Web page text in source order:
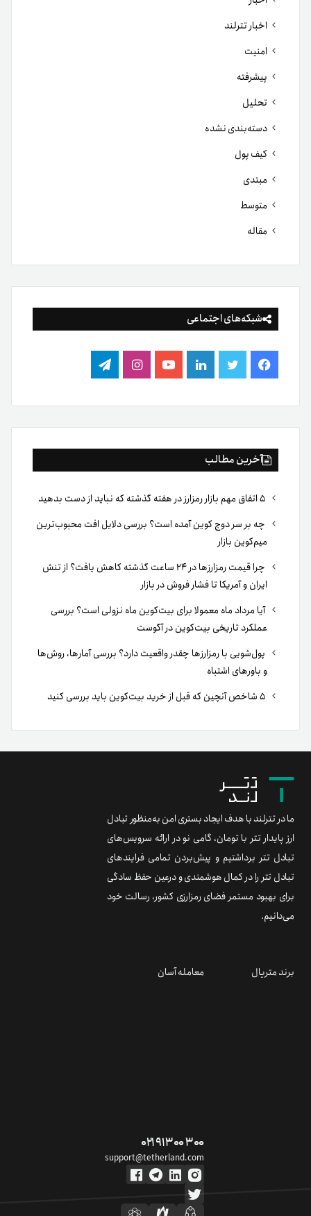
اخبار تترلند
امنیت
پیشرفته
تحلیل
دسته‌بندی نشده
کیف پول
مبتدی
متوسط
مقاله
شبکه‌های اجتماعی
فیس
بوک
توییتر لینکدینیوتیوباینستاگرام
تلگرام
آخرین مطالب
چه بر سر دوج کوین آمده است؟ بررسی دلایل افت محبوب‌ترین
میم‌کوین بازار
چرا قیمت رمزارزها در ۲۴ ساعت گذشته کاهش یافت؟ از تنش
ایران و آمریکا تا فشار فروش در بازار
آیا مرداد ماه معمولا برای بیت‌کوین ماه نزولی است؟ بررسی
عملکرد تاریخی بیت‌کوین در آگوست
پول‌شویی با رمزارزها چقدر واقعیت دارد؟ بررسی آمارها، روش‌ها
و باورهای اشتباه
ما در تترلند با هدف ایجاد بستری امن به‌منظور تبادل
ارز پایدار تتر با تومان، گامی نو در ارائه سرویس‌های
تبادل تتر برداشتیم و پیش‌بردن تمامی فرایندهای
تبادل تتر را در کمال هوشمندی و درعین حفظ سادگی
برای بهبود مستمر فضای رمزارزی کشور، رسالت خود
می‌دانیم.
برند متریال معامله آسان
۰۲۱ ۹۱ ۳۰۰ ۳۰۰
support@tetherland.com